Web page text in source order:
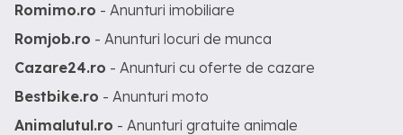
Romimo.ro - Anunturi imobiliare
Romjob.ro - Anunturi locuri de munca
Cazare24.ro - Anunturi cu oferte de cazare
Bestbike.ro - Anunturi moto
Animalutul.ro - Anunturi gratuite animale